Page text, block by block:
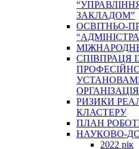
ЗАКЛАДОМ”
ОСВІТНЬО-
СПІВПРАЦЯ
РИЗИКИ
КЛАСТЕРУ
ПЛАН
НАУКОВО-
2022 рік